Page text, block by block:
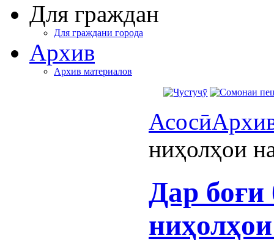
Для граждан
Для граждани города
Архив
Архив материалов
Асосӣ
ниҳолҳои
Дар